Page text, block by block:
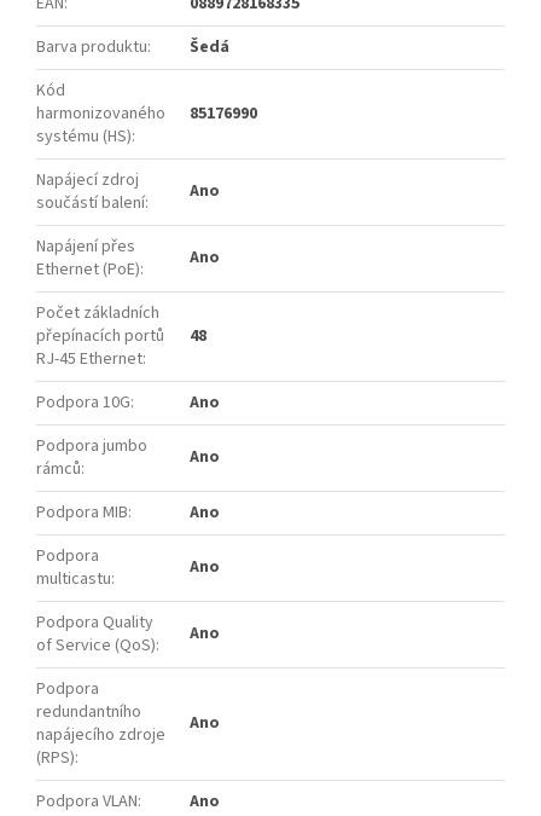
Barva produktu:
Šedá
Kód
harmonizovaného
systému (HS):
85176990
Napájecí zdroj
součástí balení: Ano
Napájení přes
Ethernet (PoE): Ano
Počet základních
přepínacích portů
RJ-45 Ethernet:
48
Podpora 10G:
Ano
Podpora jumbo
rámců: Ano
Podpora MIB:
Ano
Podpora
multicastu: Ano
Podpora Quality
of Service (QoS): Ano
Podpora
redundantního
napájecího zdroje
(RPS):
Ano
Podpora VLAN:
Ano